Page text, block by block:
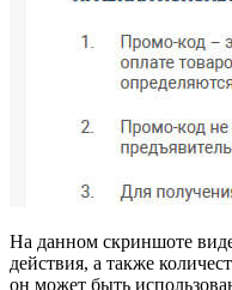
На данном скриншоте
действия, а также
он может быть